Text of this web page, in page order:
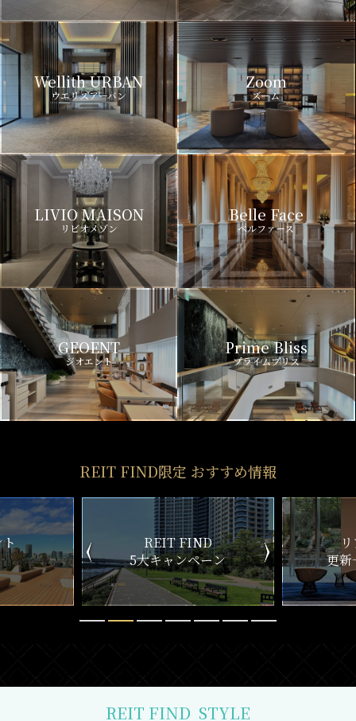
Wellith URBAN
ウエリスアーバン
Zoom
ズーム
LIVIO MAISON
リビオメゾン
Belle Face
ベルファース
GEOENT
ジオエント
Prime Bliss
プライムブリス
REIT FIND限定 おすすめ情報
ン
リアルタイム
更新一覧チェック
新
REIT FIND STYLE